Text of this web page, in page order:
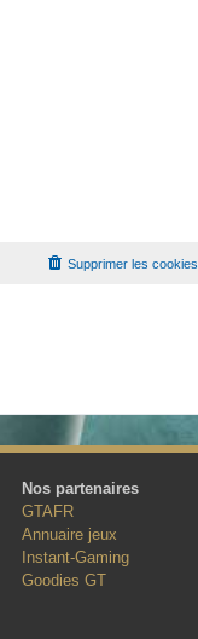
Supprimer les cookies
Nos partenaires
GTAFR
Annuaire jeux
Instant-Gaming
Goodies GT